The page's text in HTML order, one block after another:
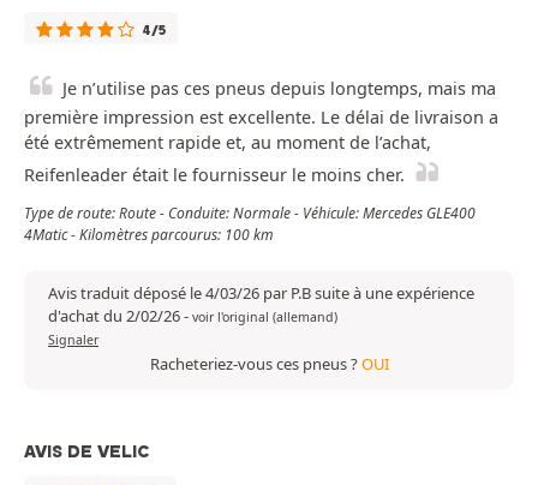
4/5
Je n’utilise pas ces pneus depuis longtemps, mais ma
première impression est excellente. Le délai de livraison a
été extrêmement rapide et, au moment de l’achat,
Reifenleader était le fournisseur le moins cher.
Type de route: Route - Conduite: Normale - Véhicule: Mercedes GLE400
4Matic - Kilomètres parcourus: 100 km
Avis traduit déposé le 4/03/26 par P.B suite à une expérience
d'achat du 2/02/26- voir l'original (allemand)
Signaler
Racheteriez-vous ces pneus ?OUI
AVIS DE VELIC